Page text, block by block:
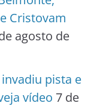
Cristovam
agosto de
pista e
vídeo 7 de